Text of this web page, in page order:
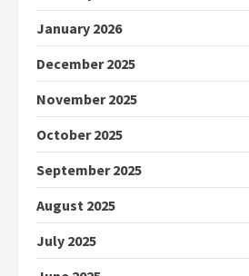
January 2026
December 2025
November 2025
October 2025
September 2025
August 2025
July 2025